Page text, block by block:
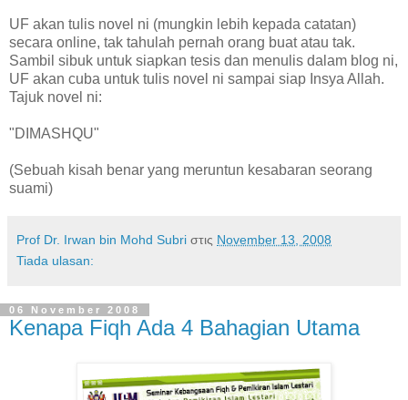
UF akan tulis novel ni (mungkin lebih kepada catatan)
secara online, tak tahulah pernah orang buat atau tak.
Sambil sibuk untuk siapkan tesis dan menulis dalam blog ni,
UF akan cuba untuk tulis novel ni sampai siap Insya Allah.
Tajuk novel ni:
"DIMASHQU"
(Sebuah kisah benar yang meruntun kesabaran seorang
suami)
Prof Dr. Irwan bin Mohd Subri στις November 13, 2008
Tiada ulasan:
06 November 2008
Kenapa Fiqh Ada 4 Bahagian Utama